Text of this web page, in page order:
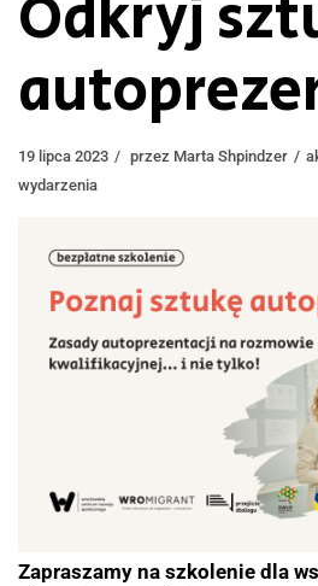
Odkryj
19 lipca 2023 przez Marta Shpindzer
wydarzenia
Zapraszamy na szkolenie dla